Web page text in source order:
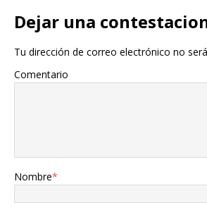
Dejar una
Tu dirección de correo electrónico no
Comentario
Nombre*